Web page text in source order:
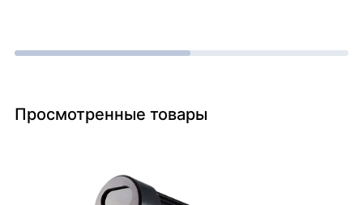
Просмотренные товары